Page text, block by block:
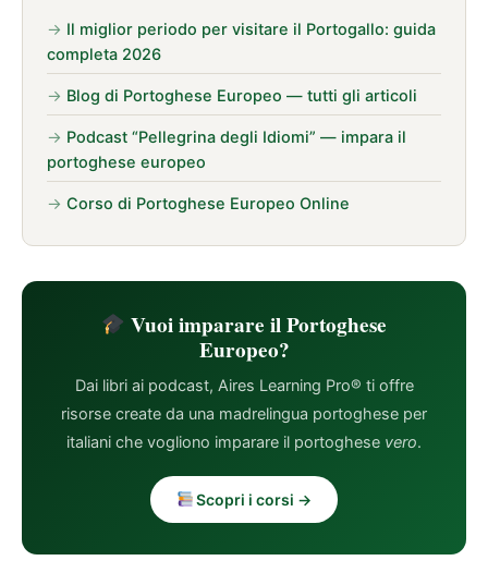
Il miglior periodo per visitare il Portogallo: guida
completa 2026
Blog di Portoghese Europeo — tutti gli articoli
Podcast “Pellegrina degli Idiomi” — impara il
portoghese europeo
Corso di Portoghese Europeo Online
Vuoi imparare il Portoghese
Europeo?
Dai libri ai podcast, Aires Learning Pro® ti offre
risorse create da una madrelingua portoghese per
italiani che vogliono imparare il portoghese vero.
Scopri i corsi →